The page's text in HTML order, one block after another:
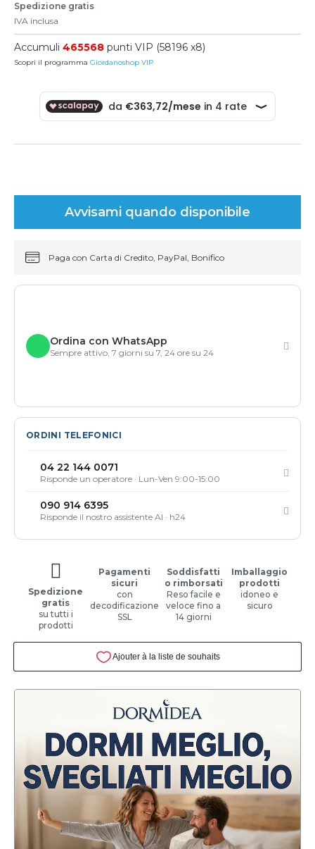
Spedizione gratis
IVA inclusa
Accumuli 465568 punti VIP (58196 x8)
Scopri il programma Giordanoshop VIP
Avvisami quando disponibile
Paga con Carta di Credito, PayPal, Bonifico
Ordina con WhatsApp
Sempre attivo, 7 giorni su 7, 24 ore su 24
ORDINI TELEFONICI
04 22 144 0071
Risponde un operatore · Lun-Ven 9:00-15:00
090 914 6395
Risponde il nostro assistente AI · h24
Spedizione
gratis
su tutti i
prodotti
Pagamenti
sicuri
con
decodificazione
SSL
Soddisfatti
o rimborsati
Reso facile e
veloce fino a
14 giorni
Imballaggio
prodotti
idoneo e
sicuro